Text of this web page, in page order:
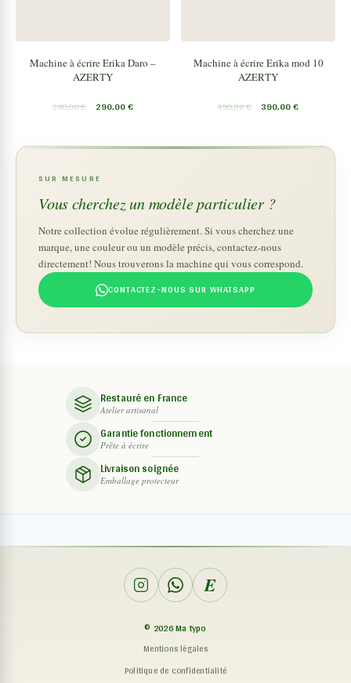
Machine à écrire Erika Daro –
AZERTY
390,00€ 290,00€
Machine à écrire Erika mod 10
AZERTY
490,00€ 390,00€
SUR MESURE
Vous cherchez un modèle particulier ?
Notre collection évolue régulièrement. Si vous cherchez une
marque, une couleur ou un modèle précis, contactez-nous
directement! Nous trouverons la machine qui vous correspond.
CONTACTEZ-NOUS SUR WHATSAPP
Restauré en France
Atelier artisanal
Garantie fonctionnement
Prête à écrire
Livraison soignée
Emballage protecteur
E
© 2026Ma typo
Mentions légales
Politique de confidentialité